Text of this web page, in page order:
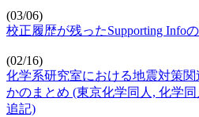
(03/06)
校正履歴が残ったSupporting Info
(02/16)
化学系研究室における地震対策
かのまとめ (東京化学同人, 化学
追記)